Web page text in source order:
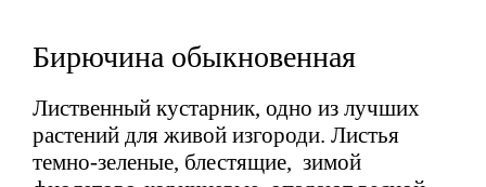
Бирючина обыкновенная
Лиственный кустарник, одно из лучших
растений для живой изгороди. Листья
темно-зеленые, блестящие, зимой